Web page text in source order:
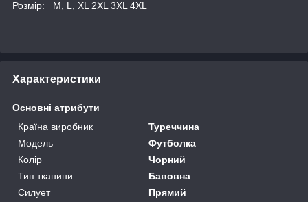
Розмір: M, L, XL 2XL 3XL 4XL
Характеристики
Основні атрибути
Країна виробник
Туреччина
Модель
Футболка
Колір
Чорний
Тип тканини
Бавовна
Силует
Прямий